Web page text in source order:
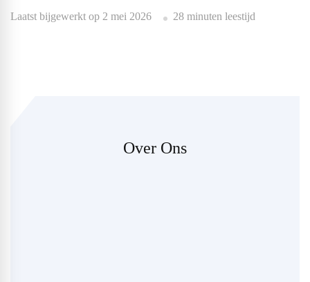
Laatst bijgewerkt op 2 mei 2026 28 minuten leestijd
Over Ons